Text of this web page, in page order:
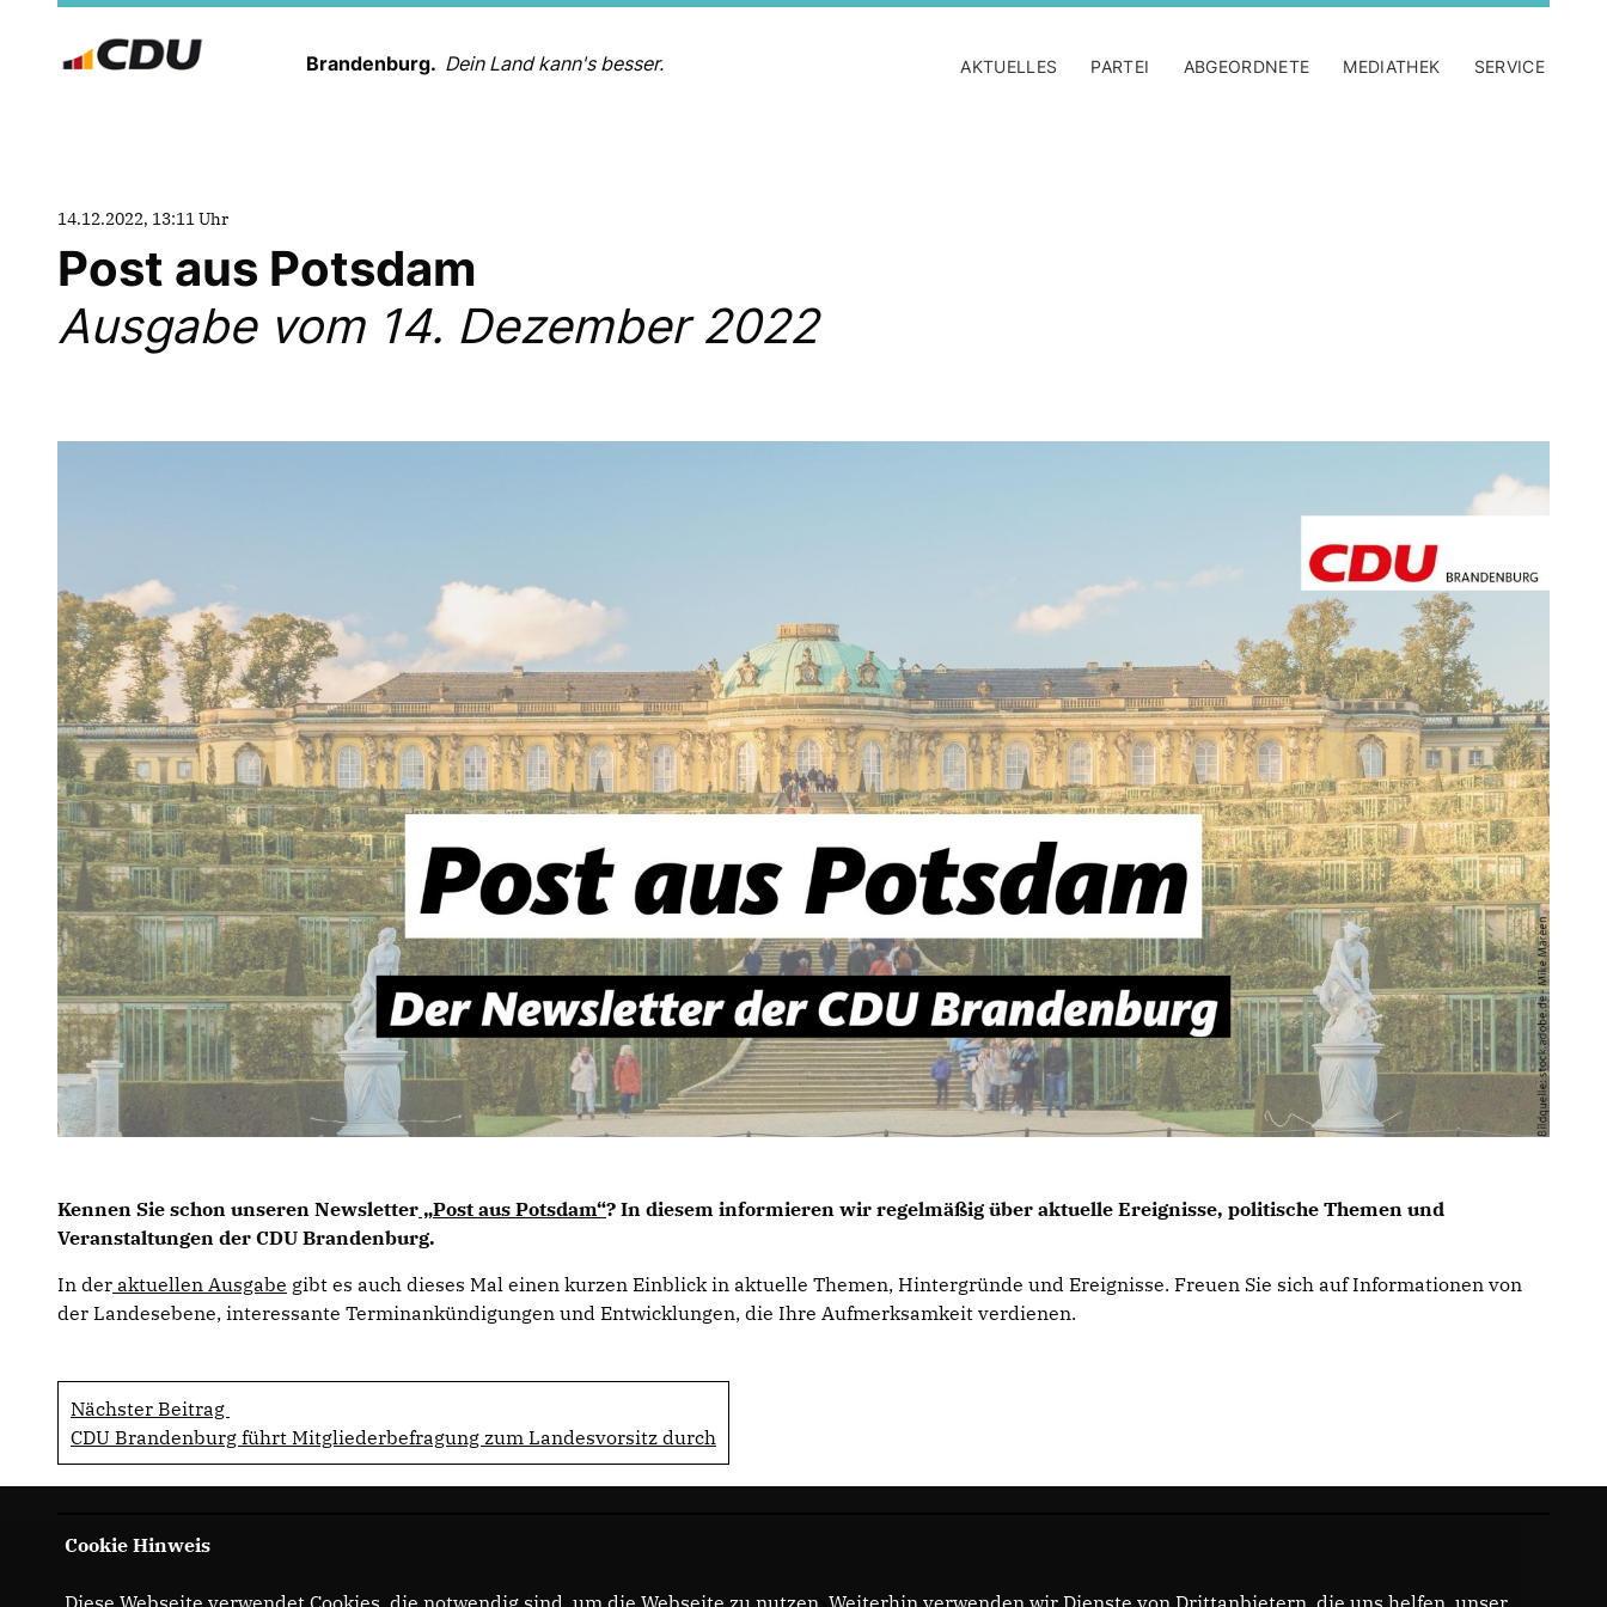
Brandenburg. Dein Land kann's besser. AKTUELLES PARTEI ABGEORDNETE MEDIATHEK SERVICE
14.12.2022, 13:11 Uhr
Post aus Potsdam
Ausgabe vom 14. Dezember 2022
Kennen Sie schon unseren Newsletter Post aus Potsdam“? In diesem informieren wir regelmäßig über aktuelle Ereignisse, politische Themen und
Veranstaltungen der CDU Brandenburg.
In der aktuellen Ausgabe gibt es auch dieses Mal einen kurzen Einblick in aktuelle Themen, Hintergründe und Ereignisse. Freuen Sie sich auf Informationen von
der Landesebene, interessante Terminankündigungen und Entwicklungen, die Ihre Aufmerksamkeit verdienen.
Nächster Beitrag
CDU Brandenburg führt Mitgliederbefragung zum Landesvorsitz durch
Cookie Hinweis
Diese Webseite verwendet Cookies, die notwendig sind, um die Webseite zu nutzen. Weiterhin verwenden wir Dienste von Drittanbietern, die uns helfen, unser